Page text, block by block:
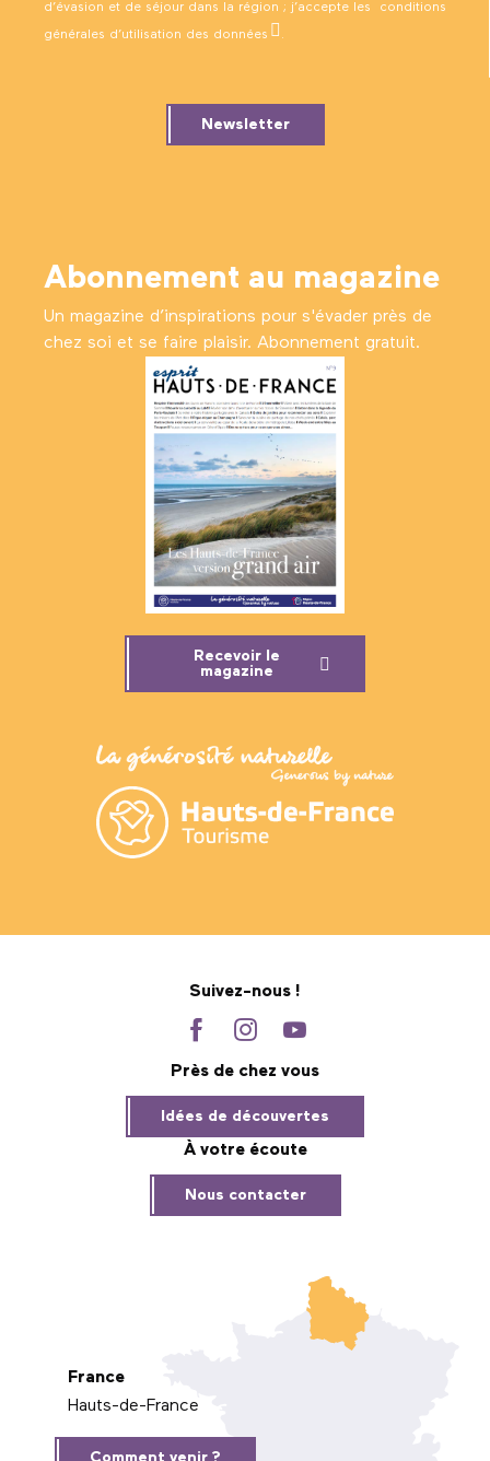
d’évasion et de séjour dans la région ; j’accepte les conditions
générales d’utilisation des données .
Newsletter
Abonnement au magazine
Un magazine d’inspirations pour s'évader près de
chez soi et se faire plaisir. Abonnement gratuit.
Recevoir le
magazine
Suivez-nous !
Près de chez vous
Idées de découvertes
À votre écoute
Nous contacter
France
Hauts-de-France
Comment venir ?